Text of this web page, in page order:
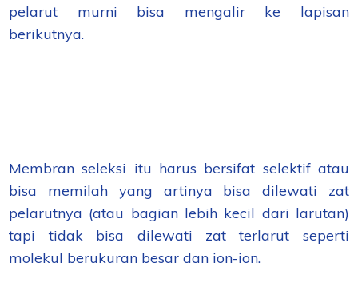
pelarut murni bisa mengalir ke lapisan
berikutnya.
Membran seleksi itu harus bersifat selektif atau
bisa memilah yang artinya bisa dilewati zat
pelarutnya (atau bagian lebih kecil dari larutan)
tapi tidak bisa dilewati zat terlarut seperti
molekul berukuran besar dan ion-ion.